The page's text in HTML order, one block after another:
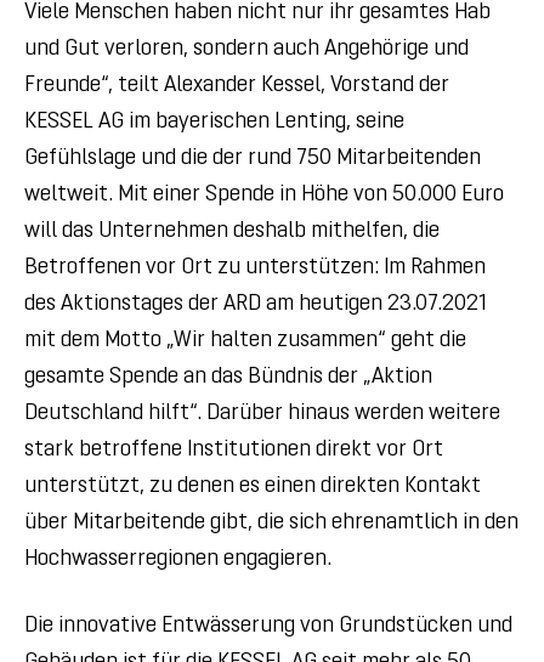
Viele Menschen haben nicht nur ihr gesamtes Hab
und Gut verloren, sondern auch Angehörige und
Freunde“, teilt Alexander Kessel, Vorstand der
KESSEL AG im bayerischen Lenting, seine
Gefühlslage und die der rund 750 Mitarbeitenden
weltweit. Mit einer Spende in Höhe von 50.000 Euro
will das Unternehmen deshalb mithelfen, die
Betroffenen vor Ort zu unterstützen: Im Rahmen
des Aktionstages der ARD am heutigen 23.07.2021
mit dem Motto „Wir halten zusammen“ geht die
gesamte Spende an das Bündnis der „Aktion
Deutschland hilft“. Darüber hinaus werden weitere
stark betroffene Institutionen direkt vor Ort
unterstützt, zu denen es einen direkten Kontakt
über Mitarbeitende gibt, die sich ehrenamtlich in den
Hochwasserregionen engagieren.
Die innovative Entwässerung von Grundstücken und